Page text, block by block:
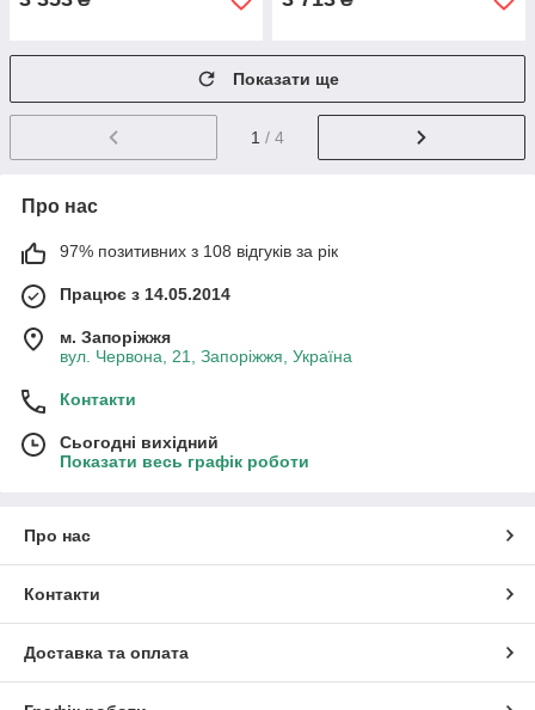
Показати ще
1 / 4
Про нас
97% позитивних з 108 відгуків за рік
Працює з 14.05.2014
м. Запоріжжя
вул. Червона, 21, Запоріжжя, Україна
Контакти
Сьогодні вихідний
Показати весь графік роботи
Про нас
Контакти
Доставка та оплата